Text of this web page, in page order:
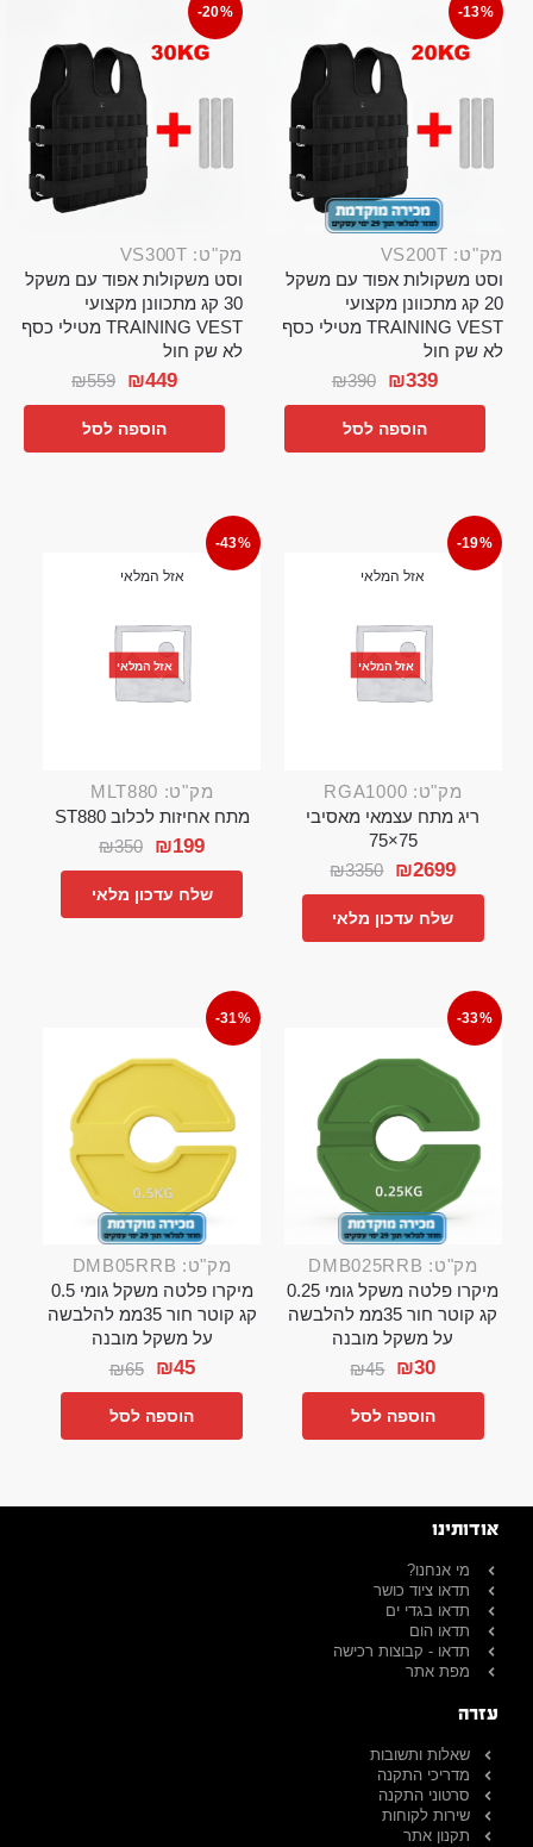
-13%
מק"ט: VS200T
וסט משקולות אפוד עם משקל
20 קג מתכוונן מקצועי
TRAINING VEST מטילי כסף
לא שק חול
₪390 ₪339
הוספה לסל
-20%
מק"ט: VS300T
וסט משקולות אפוד עם משקל
30 קג מתכוונן מקצועי
TRAINING VEST מטילי כסף
לא שק חול
₪559 ₪449
הוספה לסל
-19%
אזל המלאי
אזל המלאי
מק"ט: RGA1000
ריג מתח עצמאי מאסיבי
75×75
₪3350 ₪2699
שלח עדכון מלאי
-43%
אזל המלאי
אזל המלאי
מק"ט: MLT880
מתח אחיזות לכלוב ST880
₪350 ₪199
שלח עדכון מלאי
-33%
מק"ט: DMB025RRB
מיקרו פלטה משקל גומי 0.25
קג קוטר חור 35ממ להלבשה
על משקל מובנה
₪45 ₪30
הוספה לסל
-31%
מק"ט: DMB05RRB
מיקרו פלטה משקל גומי 0.5
קג קוטר חור 35ממ להלבשה
על משקל מובנה
₪65 ₪45
הוספה לסל
אודותינו
מי אנחנו?
תדאו ציוד כושר
תדאו בגדי ים
תדאו הום
תדאו - קבוצות רכישה
מפת אתר
עזרה
שאלות ותשובות
מדריכי התקנה
סרטוני התקנה
שירות לקוחות
תקנון אתר